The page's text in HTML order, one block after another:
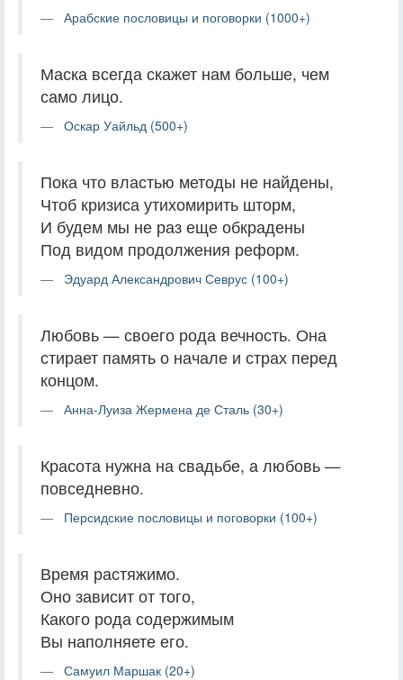
Арабские пословицы и поговорки (1000+)
Маска всегда скажет нам больше, чем
само лицо.
Оскар Уайльд (500+)
Пока что властью методы не найдены,
Чтоб кризиса утихомирить шторм,
И будем мы не раз еще обкрадены
Под видом продолжения реформ.
Эдуард Александрович Севрус (100+)
Любовь — своего рода вечность. Она
стирает память о начале и страх перед
концом.
Анна-Луиза Жермена де Сталь (30+)
Красота нужна на свадьбе, а любовь —
повседневно.
Персидские пословицы и поговорки (100+)
Время растяжимо.
Оно зависит от того,
Какого рода содержимым
Вы наполняете его.
Самуил Маршак (20+)